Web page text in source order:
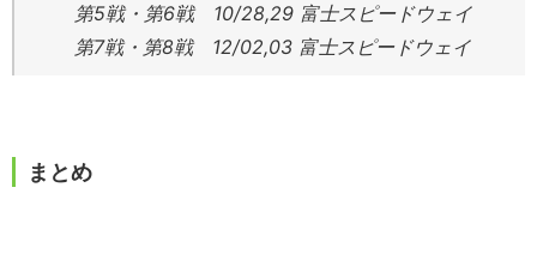
第5戦・第6戦 10/28,29 富士スピードウェイ
第7戦・第8戦 12/02,03 富士スピードウェイ
まとめ